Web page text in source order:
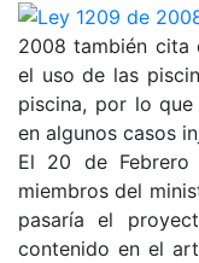
2008 también cita
el uso de las
piscina, por lo
en algunos casos
El 20 de
miembros del
pasaría el
contenido en el